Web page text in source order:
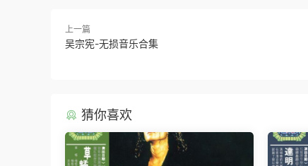
上一篇
吴宗宪-无损音乐合集
猜你喜欢